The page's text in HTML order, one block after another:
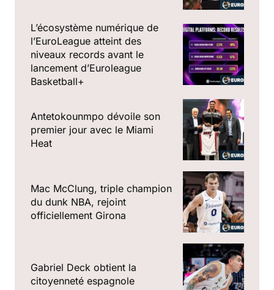
L’écosystème numérique de
l’EuroLeague atteint des
niveaux records avant le
lancement d’Euroleague
Basketball+
Antetokounmpo dévoile son
premier jour avec le Miami
Heat
Mac McClung, triple champion
du dunk NBA, rejoint
officiellement Girona
Gabriel Deck obtient la
citoyenneté espagnole